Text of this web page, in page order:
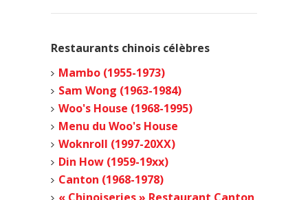
Restaurants chinois célèbres
Mambo (1955-1973)
Sam Wong (1963-1984)
Woo's House (1968-1995)
Menu du Woo's House
Woknroll (1997-20XX)
Din How (1959-19xx)
Canton (1968-1978)